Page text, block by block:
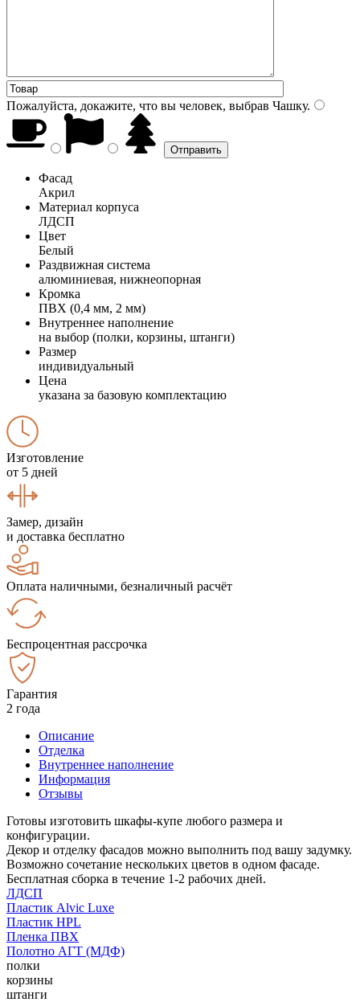
Пожалуйста, докажите, что вы человек, выбрав Чашку.
Фасад
Акрил
Материал корпуса
ЛДСП
Цвет
Белый
Раздвижная система
алюминиевая, нижнеопорная
Кромка
ПВХ (0,4 мм, 2 мм)
Внутреннее наполнение
на выбор (полки, корзины, штанги)
Размер
индивидуальный
Цена
указана за базовую комплектацию
Изготовление
от 5 дней
Замер, дизайн
и доставка бесплатно
Оплата наличными, безналичный расчёт
Беспроцентная рассрочка
Гарантия
2 года
Описание
Отделка
Внутреннее наполнение
Информация
Отзывы
Готовы изготовить шкафы-купе любого размера и
конфигурации.
Декор и отделку фасадов можно выполнить под вашу задумку.
Возможно сочетание нескольких цветов в одном фасаде.
Бесплатная сборка в течение 1-2 рабочих дней.
ЛДСП
Пластик Alvic Luxe
Пластик HPL
Пленка ПВХ
Полотно АГТ (МДФ)
полки
корзины
штанги